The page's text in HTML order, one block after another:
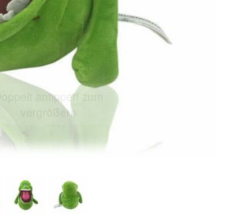
Doppelt antippen zum
vergrößern